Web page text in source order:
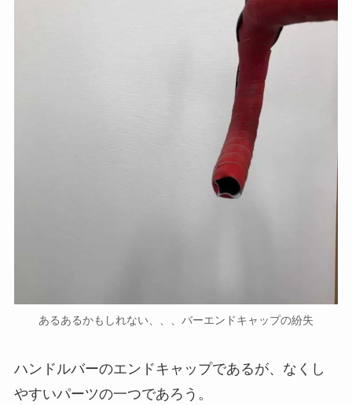
あるあるかもしれない、、、バーエンドキャップの紛失
ハンドルバーのエンドキャップであるが、なくし
やすいパーツの一つであろう。